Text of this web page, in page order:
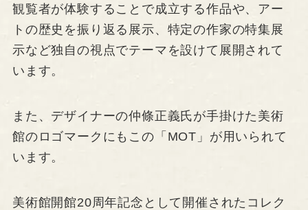
観覧者が体験することで成立する作品や、アー
トの歴史を振り返る展示、特定の作家の特集展
示など独自の視点でテーマを設けて展開されて
います。
また、デザイナーの仲條正義氏が手掛けた美術
館のロゴマークにもこの「MOT」が用いられて
います。
美術館開館20周年記念として開催されたコレク